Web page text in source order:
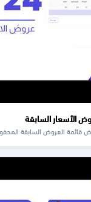
الأسعار السابقة
قائمة العروض السابقة